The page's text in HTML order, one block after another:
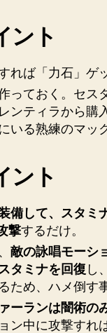
ント
れば「力石」ゲ
っておく。セス
ンティラから購
いる熟練のマッ
ント
備して、スタミ
撃するだけ。
敵の詠唱モーシ
タミナを回復 し
ため、ハメ倒す
ーランは闇術の
ン中に攻撃すれ